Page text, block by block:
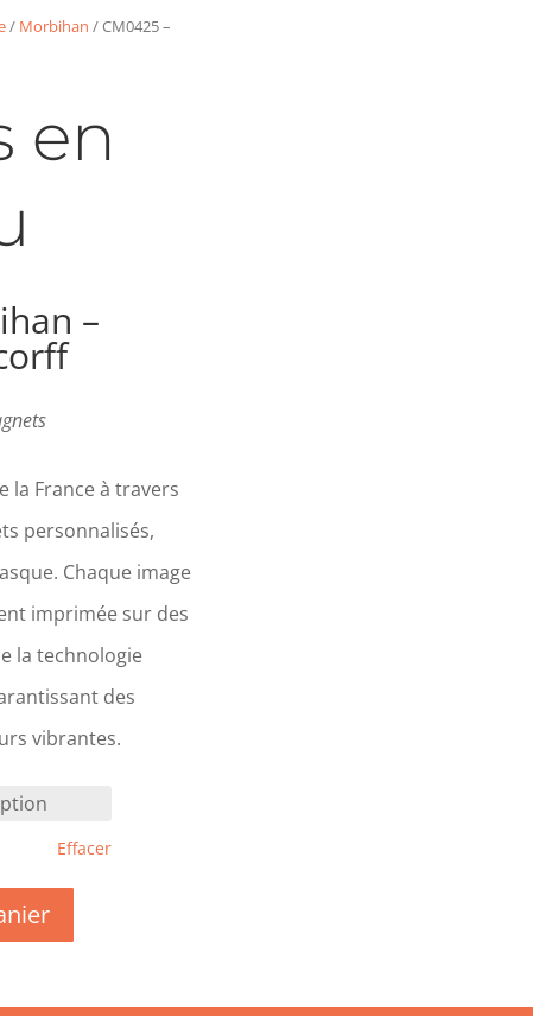
/ Morbihan / CM0425 –
en
–
la France à travers
personnalisés,
Chaque image
imprimée sur des
la technologie
des
vibrantes.
Effacer